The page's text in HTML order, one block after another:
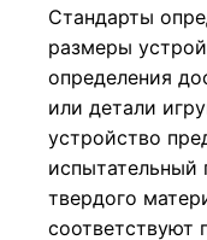
Стандарты
размеры
определения
или детали
устройство
испытательный
твердого
соответствуют